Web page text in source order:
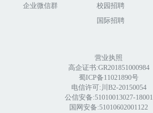
企业微信群
校园招聘
国际招聘
营业执照
高企证书:GR201851000984
蜀ICP备11021890号
电信许可:川B2-20150054
公信安备:51010013027-18001
国网安备:51010602001122